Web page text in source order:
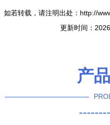
如若转载，请注明出处：http://
更新时间：
产